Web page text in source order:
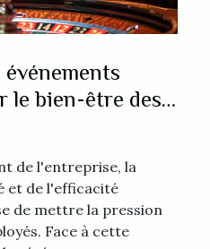
événements
le bien-être des
d'une soirée
de l'entreprise, la
et de l'efficacité
de mettre la pression
Face à cette